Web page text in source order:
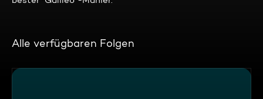
Alle verfügbaren Folgen